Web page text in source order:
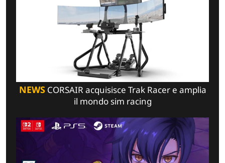
NEWSCORSAIR acquisisce Trak Racer e amplia
il mondo sim racing